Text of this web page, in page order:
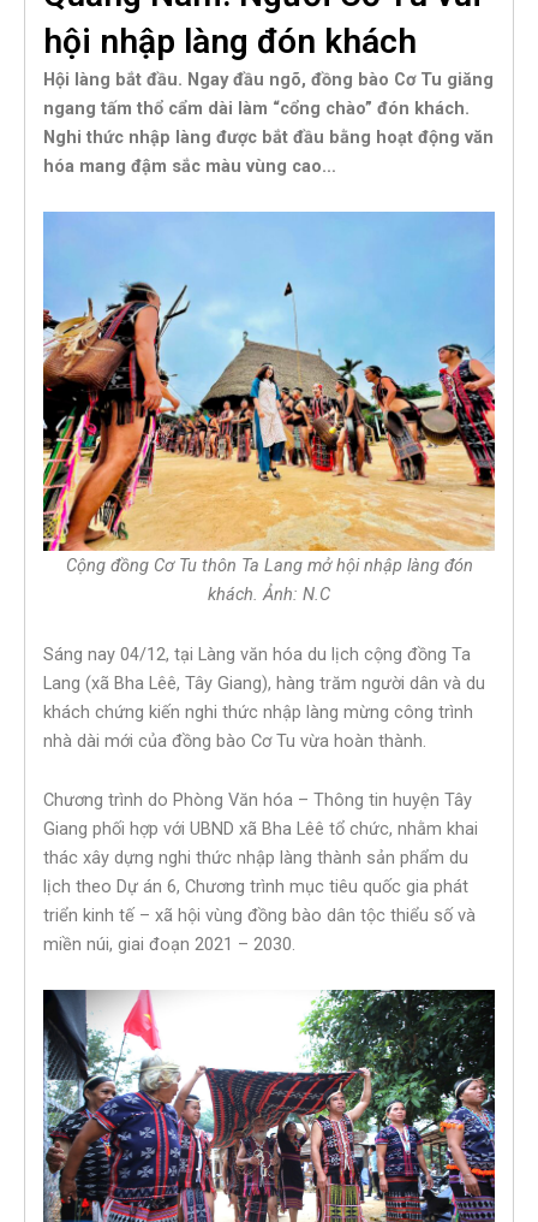
hội nhập làng đón khách
Hội làng bắt đầu. Ngay đầu ngõ, đồng bào Cơ Tu giăng
ngang tấm thổ cẩm dài làm “cổng chào” đón khách.
Nghi thức nhập làng được bắt đầu bằng hoạt động văn
hóa mang đậm sắc màu vùng cao…
Cộng đồng Cơ Tu thôn Ta Lang mở hội nhập làng đón
khách. Ảnh: N.C
Sáng nay 04/12, tại Làng văn hóa du lịch cộng đồng Ta
Lang (xã Bha Lêê, Tây Giang), hàng trăm người dân và du
khách chứng kiến nghi thức nhập làng mừng công trình
nhà dài mới của đồng bào Cơ Tu vừa hoàn thành.
Chương trình do Phòng Văn hóa – Thông tin huyện Tây
Giang phối hợp với UBND xã Bha Lêê tổ chức, nhằm khai
thác xây dựng nghi thức nhập làng thành sản phẩm du
lịch theo Dự án 6, Chương trình mục tiêu quốc gia phát
triển kinh tế – xã hội vùng đồng bào dân tộc thiểu số và
miền núi, giai đoạn 2021 – 2030.